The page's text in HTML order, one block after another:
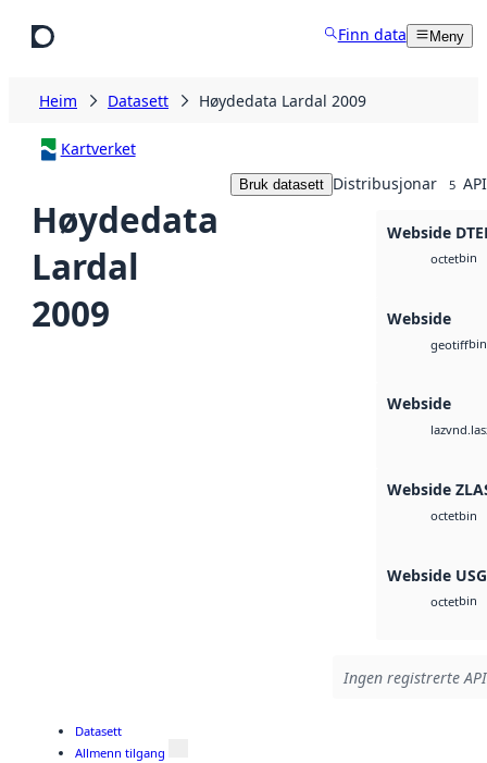
Finn data Meny
Heim Datasett Høydedata Lardal 2009
Kartverket
Høydedata
Lardal
2009
Bruk datasett Distribusjonar 5
Webside
octetbin
Webside
geotiffbin
Webside
laz
Webside
octetbin
Webside
octetbin
Ingen registrerte
Datasett
Allmenn tilgang